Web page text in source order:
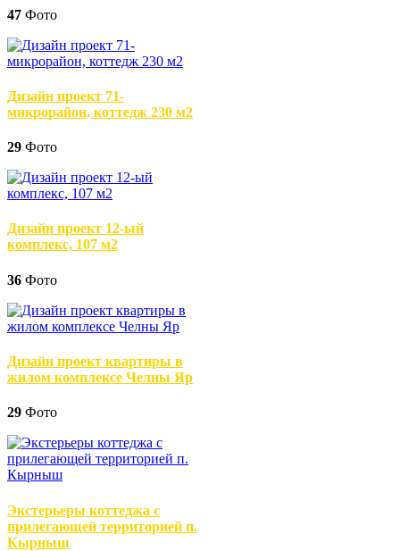
47 Фото
Дизайн проект 71-
микрорайон, коттедж 230 м2
29 Фото
Дизайн проект 12-ый
комплекс, 107 м2
36 Фото
Дизайн проект квартиры в
жилом комплексе Челны Яр
29 Фото
Экстерьеры коттеджа с
прилегающей территорией п.
Кырныш